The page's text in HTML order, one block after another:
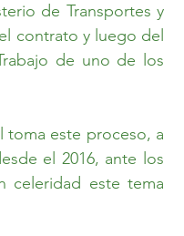
de Transportes y
contrato y luego del
de uno de los
toma este proceso, a
el 2016, ante los
celeridad este tema